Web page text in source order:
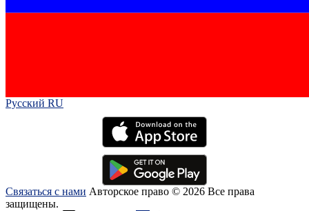
Русский RU‎
Связаться с нами Авторское право © 2026 Все права
защищены.